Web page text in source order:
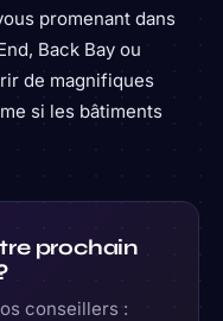
promenant dans
Back Bay ou
de magnifiques
si les bâtiments
prochain
conseillers :